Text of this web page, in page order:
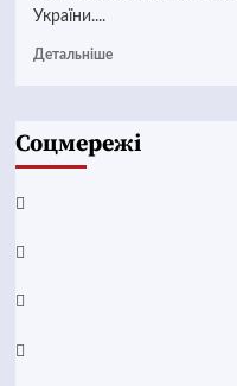
України....
Детальніше
Соцмережі
Facebook
YouTube
Telegram
Instagram